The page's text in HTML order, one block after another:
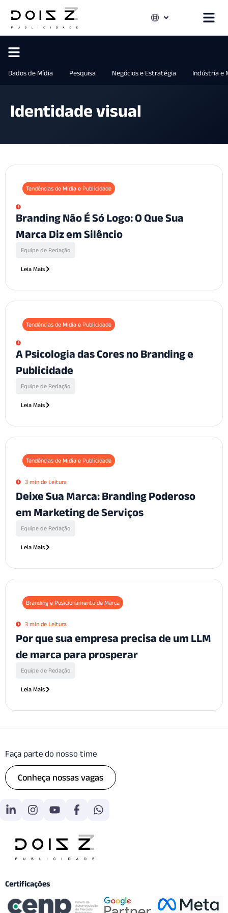
Dados de Mídia Pesquisa Negócios e Estratégia Indústria e
Identidade visual
Tendências de Mídia e Publicidade
Branding Não É Só Logo: O Que Sua
Marca Diz em Silêncio
Equipe de Redação
Leia Mais
Tendências de Mídia e Publicidade
A Psicologia das Cores no Branding e
Publicidade
Equipe de Redação
Leia Mais
Tendências de Mídia e Publicidade
3 min de Leitura
Deixe Sua Marca: Branding Poderoso
em Marketing de Serviços
Equipe de Redação
Leia Mais
Branding e Posicionamento de Marca
3 min de Leitura
Por que sua empresa precisa de um LLM
de marca para prosperar
Equipe de Redação
Leia Mais
Faça parte do nosso time
Conheça nossas vagas
Certificações